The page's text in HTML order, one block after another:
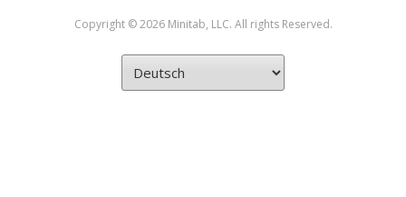
Copyright © 2026 Minitab, LLC. All rights Reserved.